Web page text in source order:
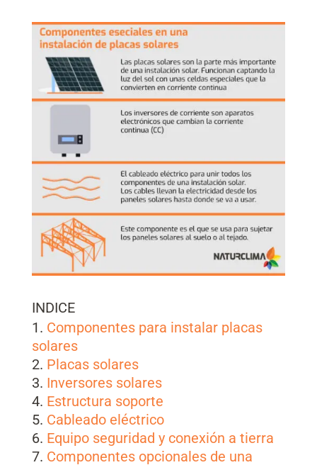
INDICE
Componentes para instalar placas
solares
Placas solares
Inversores solares
Estructura soporte
Cableado eléctrico
Equipo seguridad y conexión a tierra
Componentes opcionales de una